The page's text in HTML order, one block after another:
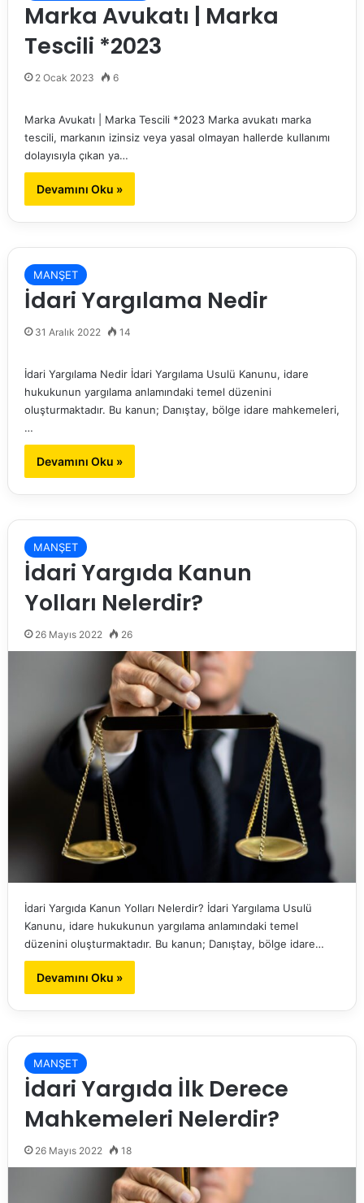
Marka Avukatı | Marka
Tescili *2023
2 Ocak 2023 6
Marka Avukatı | Marka Tescili *2023 Marka avukatı marka
tescili, markanın izinsiz veya yasal olmayan hallerde kullanımı
dolayısıyla çıkan ya…
Devamını Oku »
MANŞET
İdari Yargılama Nedir
31 Aralık 2022 14
İdari Yargılama Nedir İdari Yargılama Usulü Kanunu, idare
hukukunun yargılama anlamındaki temel düzenini
oluşturmaktadır. Bu kanun; Danıştay, bölge idare mahkemeleri,
…
Devamını Oku »
MANŞET
İdari Yargıda Kanun
Yolları Nelerdir?
26 Mayıs 2022 26
İdari Yargıda Kanun Yolları Nelerdir? İdari Yargılama Usulü
Kanunu, idare hukukunun yargılama anlamındaki temel
düzenini oluşturmaktadır. Bu kanun; Danıştay, bölge idare…
Devamını Oku »
MANŞET
İdari Yargıda İlk Derece
Mahkemeleri Nelerdir?
26 Mayıs 2022 18